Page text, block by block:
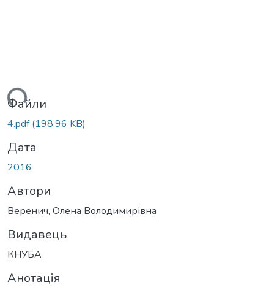
Файли
4.pdf(198,96 KB)
Дата
2016
Автори
Веренич, Олена Володимирівна
Видавець
КНУБА
Анотація